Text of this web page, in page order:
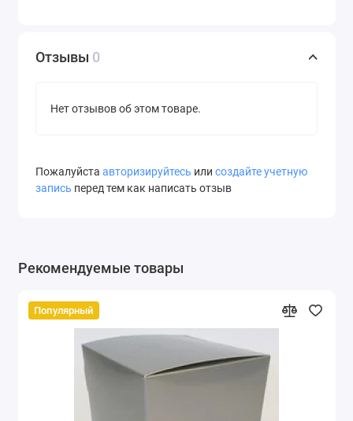
Отзывы 0
Нет отзывов об этом товаре.
Пожалуйста авторизируйтесь или создайте учетную
запись перед тем как написать отзыв
Рекомендуемые товары
Популярный